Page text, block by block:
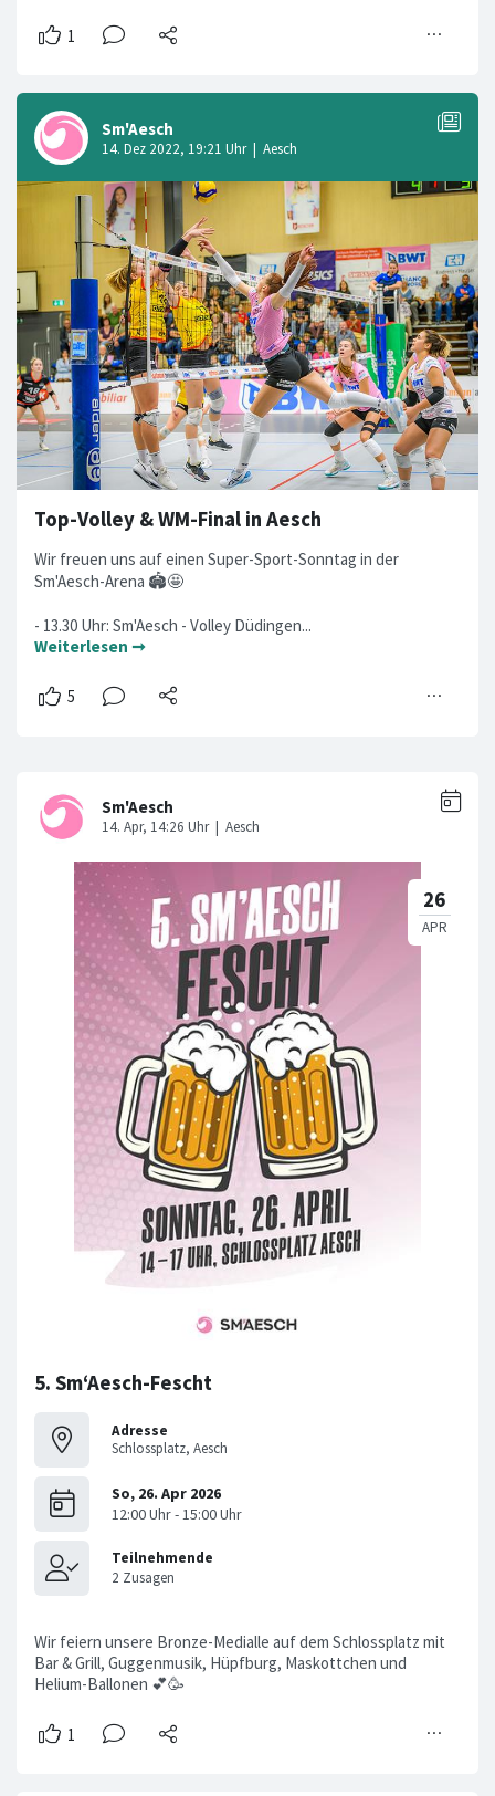
Top-Volley & WM-Final in Aesch
Wir freuen uns auf einen Super-Sport-Sonntag in der
Sm'Aesch-Arena 🏟🤩
- 13.30 Uhr: Sm'Aesch - Volley Düdingen...
Weiterlesen ➞
5. Sm‘Aesch-Fescht
Adresse
Schlossplatz, Aesch
Wir feiern unsere Bronze-Medialle auf dem Schlossplatz mit
Bar & Grill, Guggenmusik, Hüpfburg, Maskottchen und
Helium-Ballonen 💕🥳